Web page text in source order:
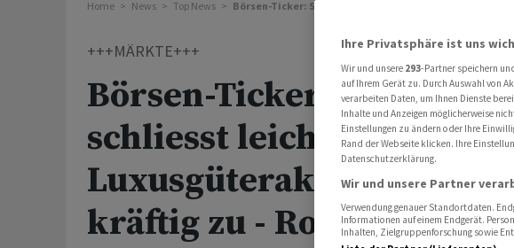
Home News Top News Börsen-Ticker: SMI schliesst leicht höher -
+++MÄRKTE+++
Börsen-Ticker: SMI
schliesst leicht höher -
Luxusgüteraktien legen
kräftig zu - Roche und
Ihre Privatsphäre ist uns
Wir und unsere 293-Partner speichern
auf Ihrem Gerät zu. Durch Auswahl von
verarbeiten Daten, um Ihnen Dienste
Inhalte und Anzeigen möglicherweise
Einstellungen zu ändern oder Ihre
Rand der Webseite klicken. Ihre
Datenschutzerklärung.
Wir und unsere Partner
Verwendung genauer Standortdaten.
Informationen auf einem Endgerät.
Inhalten, Zielgruppenforschung sowie